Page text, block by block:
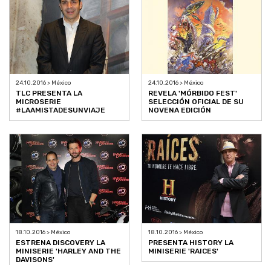
24.10.2016 > México
TLC PRESENTA LA
MICROSERIE
#LAAMISTADESUNVIAJE
24.10.2016 > México
REVELA 'MÓRBIDO FEST'
SELECCIÓN OFICIAL DE SU
NOVENA EDICIÓN
18.10.2016 > México
ESTRENA DISCOVERY LA
MINISERIE 'HARLEY AND THE
DAVISONS'
18.10.2016 > México
PRESENTA HISTORY LA
MINISERIE 'RAICES'